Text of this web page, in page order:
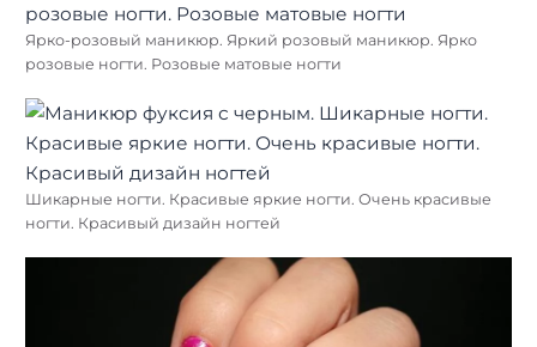
Ярко-розовый маникюр. Яркий розовый маникюр. Ярко
розовые ногти. Розовые матовые ногти
Шикарные ногти. Красивые яркие ногти. Очень красивые
ногти. Красивый дизайн ногтей